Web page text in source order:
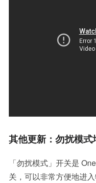
其他更新：勿扰模
「勿扰模式」开关是
关，可以非常方便地进